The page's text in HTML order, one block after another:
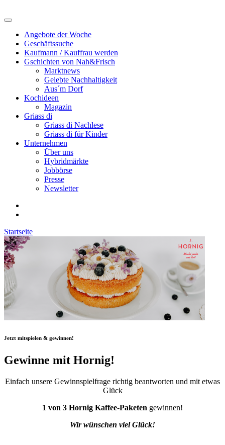
Angebote der Woche
Geschäftssuche
Kaufmann / Kauffrau werden
Gschichten von Nah&Frisch
Marktnews
Gelebte Nachhaltigkeit
Aus´m Dorf
Kochideen
Magazin
Griass di
Griass di Nachlese
Griass di für Kinder
Unternehmen
Über uns
Hybridmärkte
Jobbörse
Presse
Newsletter
Startseite
Jetzt mitspielen & gewinnen!
Gewinne mit Hornig!
Einfach unsere Gewinnspielfrage richtig beantworten und mit etwas
Glück
1 von 3 Hornig Kaffee-Paketen gewinnen!
Wir wünschen viel Glück!